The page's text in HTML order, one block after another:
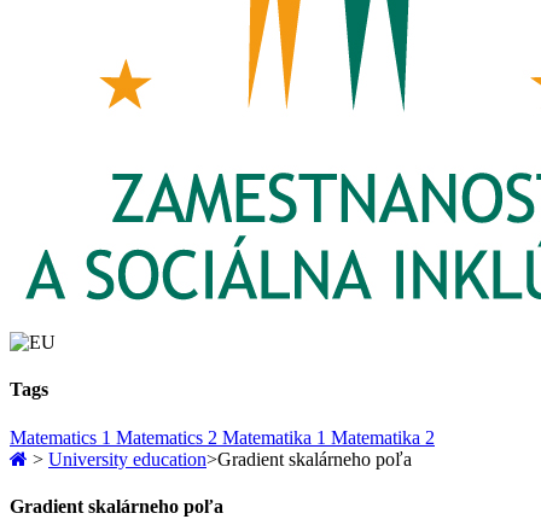
Tags
Matematics 1 Matematics 2 Matematika 1 Matematika 2
> University education>Gradient skalárneho poľa
Gradient skalárneho poľa